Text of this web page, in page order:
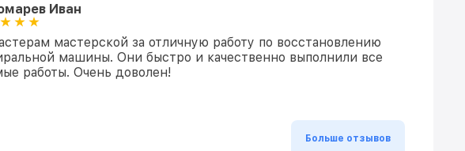
Иван
мастерской за отличную работу по восстановлению
машины. Они быстро и качественно выполнили все
работы. Очень доволен!
Больше отзывов